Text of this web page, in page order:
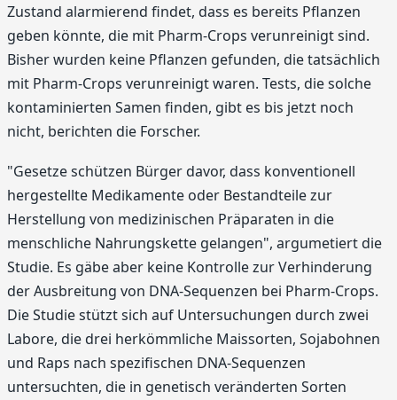
Zustand alarmierend findet, dass es bereits Pflanzen
geben könnte, die mit Pharm-Crops verunreinigt sind.
Bisher wurden keine Pflanzen gefunden, die tatsächlich
mit Pharm-Crops verunreinigt waren. Tests, die solche
kontaminierten Samen finden, gibt es bis jetzt noch
nicht, berichten die Forscher.
"Gesetze schützen Bürger davor, dass konventionell
hergestellte Medikamente oder Bestandteile zur
Herstellung von medizinischen Präparaten in die
menschliche Nahrungskette gelangen", argumetiert die
Studie. Es gäbe aber keine Kontrolle zur Verhinderung
der Ausbreitung von DNA-Sequenzen bei Pharm-Crops.
Die Studie stützt sich auf Untersuchungen durch zwei
Labore, die drei herkömmliche Maissorten, Sojabohnen
und Raps nach spezifischen DNA-Sequenzen
untersuchten, die in genetisch veränderten Sorten